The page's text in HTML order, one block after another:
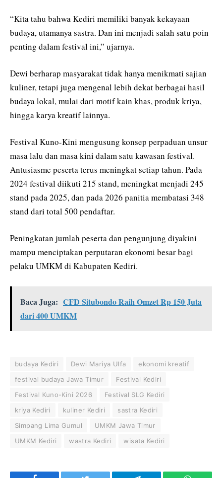
“Kita tahu bahwa Kediri memiliki banyak kekayaan
budaya, utamanya sastra. Dan ini menjadi salah satu poin
penting dalam festival ini,” ujarnya.
Dewi berharap masyarakat tidak hanya menikmati sajian
kuliner, tetapi juga mengenal lebih dekat berbagai hasil
budaya lokal, mulai dari motif kain khas, produk kriya,
hingga karya kreatif lainnya.
Festival Kuno-Kini mengusung konsep perpaduan unsur
masa lalu dan masa kini dalam satu kawasan festival.
Antusiasme peserta terus meningkat setiap tahun. Pada
2024 festival diikuti 215 stand, meningkat menjadi 245
stand pada 2025, dan pada 2026 panitia membatasi 348
stand dari total 500 pendaftar.
Peningkatan jumlah peserta dan pengunjung diyakini
mampu menciptakan perputaran ekonomi besar bagi
pelaku UMKM di Kabupaten Kediri.
Baca Juga: CFD Situbondo Raih Omzet Rp 150 Juta
dari 400 UMKM
budaya Kediri Dewi Mariya Ulfa
ekonomi kreatif
festival budaya Jawa Timur
Festival Kediri
Festival Kuno-Kini 2026
Festival SLG Kediri
kriya Kediri
kuliner Kediri
sastra Kediri
Simpang Lima Gumul
UMKM Jawa Timur
UMKM Kediri
wastra Kediri wisata Kediri